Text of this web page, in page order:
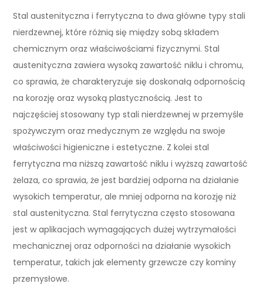
Stal austenityczna i ferrytyczna to dwa główne typy stali
nierdzewnej, które różnią się między sobą składem
chemicznym oraz właściwościami fizycznymi. Stal
austenityczna zawiera wysoką zawartość niklu i chromu,
co sprawia, że charakteryzuje się doskonałą odpornością
na korozję oraz wysoką plastycznością. Jest to
najczęściej stosowany typ stali nierdzewnej w przemyśle
spożywczym oraz medycznym ze względu na swoje
właściwości higieniczne i estetyczne. Z kolei stal
ferrytyczna ma niższą zawartość niklu i wyższą zawartość
żelaza, co sprawia, że jest bardziej odporna na działanie
wysokich temperatur, ale mniej odporna na korozję niż
stal austenityczna. Stal ferrytyczna często stosowana
jest w aplikacjach wymagających dużej wytrzymałości
mechanicznej oraz odporności na działanie wysokich
temperatur, takich jak elementy grzewcze czy kominy
przemysłowe.